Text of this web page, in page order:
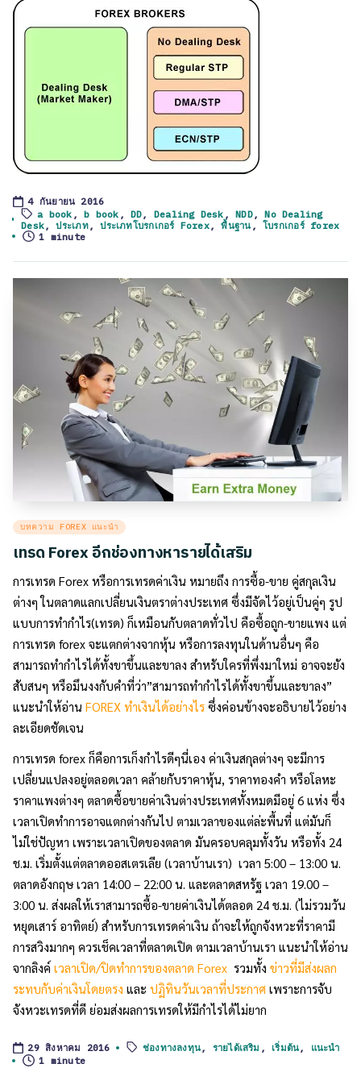
4 กันยายน 2016
Tags:a book ,b book , DD , Dealing Desk ,NDD,No Dealing
Desk,ประเภท,ประเภทโบรกเกอร์ Forex,พื้นฐาน , โบรกเกอร์ forex
1 minute
Posted
บทความ FOREX แนะนำ
เทรด Forex อีกช่องทางหารายได้เสริม
การเทรด Forex หรือการเทรดค่าเงิน หมายถึง การซื้อ-ขาย คู่สกุลเงิน
ต่างๆ ในตลาดแลกเปลี่ยนเงินตราต่างประเทศ ซึ่งมีจัดไว้อยู่เป็นคู่ๆ รูป
แบบการทำกำไร(เทรด) ก็เหมือนกับตลาดทั่วไป คือซื้อถูก-ขายแพง แต่
การเทรด forex จะแตกต่างจากหุ้น หรือการลงทุนในด้านอื่นๆ คือ
สามารถทำกำไรได้ทั้งขาขึ้นและขาลง สำหรับใครที่พึ่งมาใหม่ อาจจะยัง
สับสนๆ หรือมึนงงกับคำที่ว่า”สามารถทำกำไรได้ทั้งขาขึ้นและขาลง”
แนะนำให้อ่าน FOREX ทำเงินได้อย่างไร ซึ่งค่อนข้างจะอธิบายไว้อย่าง
ละเอียดชัดเจน
การเทรด forex ก็คือการเก็งกำไรดีๆนี่เอง ค่าเงินสกุลต่างๆ จะมีการ
เปลี่ยนแปลงอยู่ตลอดเวลา คล้ายกับราคาหุ้น, ราคาทองคำ หรือโลหะ
ราคาแพงต่างๆ ตลาดซื้อขายค่าเงินต่างประเทศทั้งหมดมีอยู่ 6 แห่ง ซึ่ง
เวลาเปิดทำการอาจแตกต่างกันไป ตามเวลาของแต่ล่ะพื้นที่ แต่มันก็
ไม่ใช่ปัญหา เพราะเวลาเปิดของตลาด มันครอบคลุมทั้งวัน หรือทั้ง 24
ช.ม. เริ่มตั้งแต่ตลาดออสเตรเลีย (เวลาบ้านเรา) เวลา 5:00 – 13:00 น.
ตลาดอังกฤษ เวลา 14:00 – 22:00 น. และตลาดสหรัฐ เวลา 19.00 –
3:00 น. ส่งผลให้เราสามารถซื้อ-ขายค่าเงินได้ตลอด 24 ช.ม. (ไม่รวมวัน
หยุดเสาร์ อาทิตย์) สำหรับการเทรดค่าเงิน ถ้าจะให้ถูกจังหวะที่ราคามี
การสวิงมากๆ ควรเช็คเวลาที่ตลาดเปิด ตามเวลาบ้านเรา แนะนำให้อ่าน
จากลิงค์ เวลาเปิด/ปิดทำการของตลาด Forex รวมทั้ง ข่าวที่มีส่งผลก
ระทบกับค่าเงินโดยตรง และ ปฏิทินวันเวลาที่ประกาศ เพราะการจับ
จังหวะเทรดที่ดี ย่อมส่งผลการเทรดให้มีกำไรได้ไม่ยาก
29 สิงหาคม 2016
Tags: ช่องทางลงทุน, รายได้เสริม , เริ่มต้น, แนะนำ
1 minute